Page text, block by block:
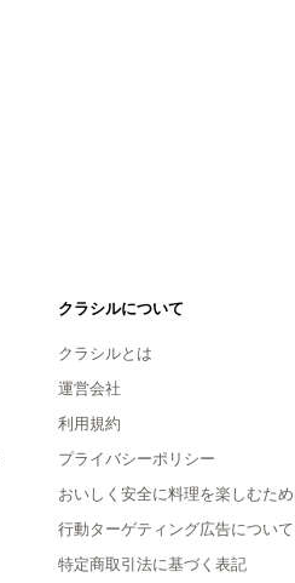
クラシルについて
クラシルとは
運営会社
利用規約
プライバシーポリシー
おいしく安全に料理を楽しむため
行動ターゲティング広告について
特定商取引法に基づく表記